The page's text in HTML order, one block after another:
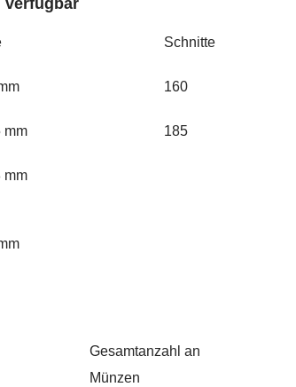
verfügbar
Schnitte
160
mm 185
mm
Gesamtanzahl an
Münzen